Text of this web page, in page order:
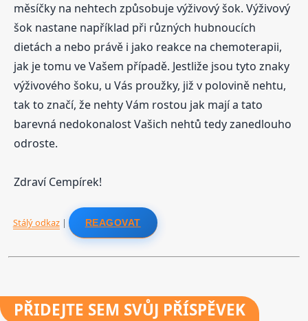
měsíčky na nehtech způsobuje výživový šok. Výživový
šok nastane například při různých hubnoucích
dietách a nebo právě i jako reakce na chemoterapii,
jak je tomu ve Vašem případě. Jestliže jsou tyto znaky
výživového šoku, u Vás proužky, již v polovině nehtu,
tak to značí, že nehty Vám rostou jak mají a tato
barevná nedokonalost Vašich nehtů tedy zanedlouho
odroste.
Zdraví Cempírek!
Stálý odkaz| REAGOVAT
PŘIDEJTE SEM SVŮJ PŘÍSPĚVEK